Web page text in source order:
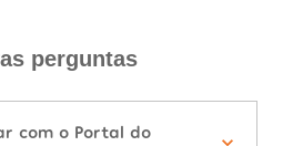
perguntas
com o Portal do